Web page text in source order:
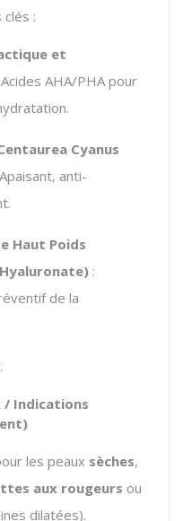
:
et
Acides AHA/PHA pour
Cyanus
anti-
Haut Poids
:
de la
/ Indications
les peaux sèches,
aux rougeurs ou
dilatées).